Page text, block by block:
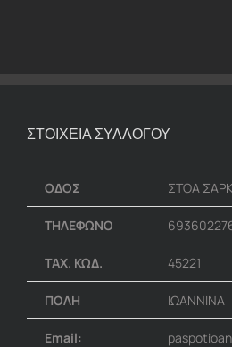
ΣΤΟΙΧΕΙΑ ΣΥΛΛΟΓΟΥ
ΟΔΟΣ ΣΤΟΑ
ΤΗΛΕΦΩΝΟ
ΤΑΧ. ΚΩΔ. 45221
ΠΟΛΗ ΙΩΑΝΝΙΝΑ
Email: